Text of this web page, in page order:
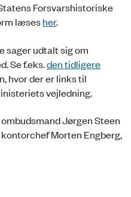
Forsvarshistoriske
læsesher.
sager udtalt sig om
Se f.eks.den tidligere
hvor der er links til
vejledning.
Jørgen Steen
Morten Engberg,